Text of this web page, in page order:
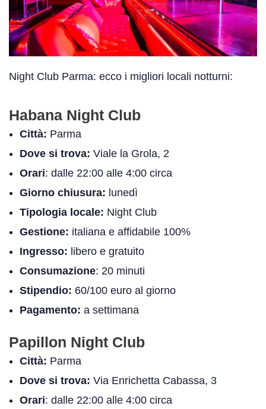
Night Club Parma: ecco i migliori locali notturni:
Habana Night Club
Città: Parma
Dove si trova: Viale la Grola, 2
Orari: dalle 22:00 alle 4:00 circa
Giorno chiusura: lunedì
Tipologia locale: Night Club
Gestione: italiana e affidabile 100%
Ingresso: libero e gratuito
Consumazione: 20 minuti
Stipendio: 60/100 euro al giorno
Pagamento: a settimana
Papillon Night Club
Città: Parma
Dove si trova: Via Enrichetta Cabassa, 3
Orari: dalle 22:00 alle 4:00 circa